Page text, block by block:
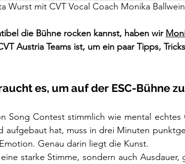
Wurst mit CVT Vocal Coach Monika Ballwein
die Bühne rocken kannst, haben wir
Austria Teams ist, um ein paar Tipps,
es, um auf der ESC-Bühne
Song Contest stimmlich wie mental echtes
aufgebaut hat, muss in drei Minuten
Genau darin liegt die Kunst.
starke Stimme, sondern auch Ausdauer,